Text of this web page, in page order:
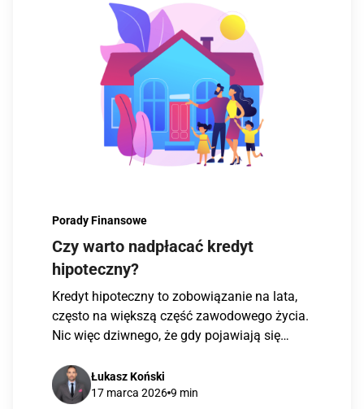
Porady Finansowe
Czy warto nadpłacać kredyt
hipoteczny?
Kredyt hipoteczny to zobowiązanie na lata,
często na większą część zawodowego życia.
Nic więc dziwnego, że gdy pojawiają się
Łukasz Koński
17 marca 2026 9 min